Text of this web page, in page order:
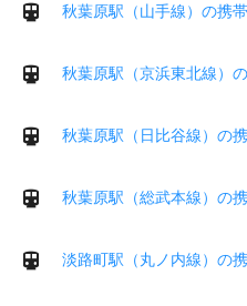
秋葉原駅（山手線）の携
秋葉原駅（京浜東北線）
秋葉原駅（日比谷線）の
秋葉原駅（総武本線）の
淡路町駅（丸ノ内線）の